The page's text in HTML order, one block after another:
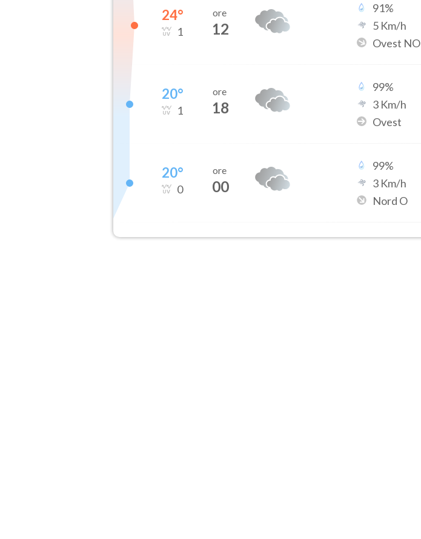
24°
1
ore
12
91%
5 Km/h
Ovest NO
20°
1
ore
18
99%
3 Km/h
Ovest
20°
0
ore
00
99%
3 Km/h
Nord O